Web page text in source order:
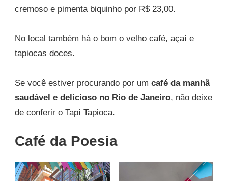
cremoso e pimenta biquinho por R$ 23,00.
No local também há o bom o velho café, açaí e
tapiocas doces.
Se você estiver procurando por um café da manhã
saudável e delicioso no Rio de Janeiro, não deixe
de conferir o Tapí Tapioca.
Café da Poesia